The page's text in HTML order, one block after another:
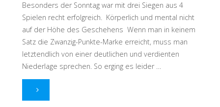
Besonders der Sonntag war mit drei Siegen aus 4
Spielen recht erfolgreich. Körperlich und mental nicht
auf der Höhe des Geschehens Wenn man in keinem
Satz die Zwanzig-Punkte-Marke erreicht, muss man
letztendlich von einer deutlichen und verdienten
Niederlage sprechen. So erging es leider …
"Eine